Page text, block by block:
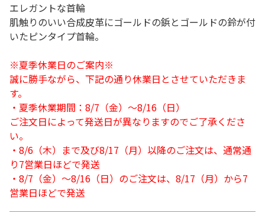
エレガントな首輪
肌触りのいい合成皮革にゴールドの鋲とゴールドの鈴が付
いたピンタイプ首輪。
※夏季休業日のご案内※
誠に勝手ながら、下記の通り休業日とさせていただきま
す。
・夏季休業期間：8/7（金）～8/16（日）
ご注文日によって発送日が異なりますのでご了承くださ
い。
・8/6（木）まで及び8/17（月）以降のご注文は、通常通
り7営業日ほどで発送
・8/7（金）～8/16（日）のご注文は、8/17（月）から7
営業日ほどで発送